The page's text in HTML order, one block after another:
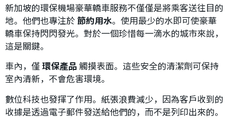
新加坡的環保機場豪華轎車服務不僅僅是將乘客送往目的
地。他們也專注於 節約用水。使用最少的水即可使豪華
轎車保持閃閃發光。對於一個珍惜每一滴水的城市來說，
這是關鍵。
車內，僅環保產品 觸摸表面。這些安全的清潔劑可保持
室內清新，不會危害環境。
數位科技也發揮了作用。紙張浪費減少，因為客戶收到的
收據是透過電子郵件發送給他們的，而不是列印出來的。